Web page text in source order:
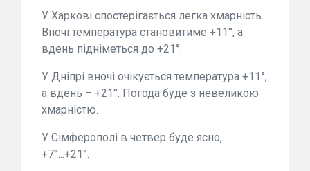
У Харкові спостерігається легка хмарність.
Вночі температура становитиме +11°, а
вдень підніметься до +21°.
У Дніпрі вночі очікується температура +11°,
а вдень – +21°. Погода буде з невеликою
хмарністю.
У Сімферополі в четвер буде ясно,
+7°...+21°.